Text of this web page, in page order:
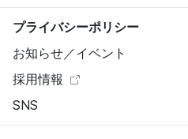
プライバシーポリシー
お知らせ／イベント
採用情報
SNS